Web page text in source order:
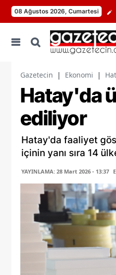
08 Ağustos 2026, Cumartesi
Gazetecin | Ekonomi |
Hatay'da
ediliyor
Hatay'da faaliyet
içinin yanı sıra 14
YAYINLAMA: 28 Mart 2026 - 13:37